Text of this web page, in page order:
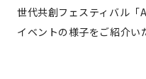
世代共創フェスティバル
イベントの様子をご紹介い